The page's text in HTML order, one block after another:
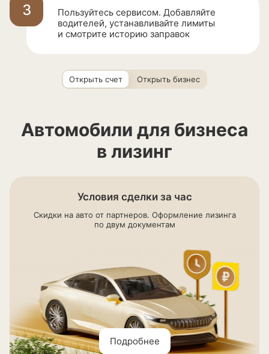
3
Пользуйтесь сервисом. Добавляйте
водителей, устанавливайте лимиты
и смотрите историю заправок
Открыть счет Открыть бизнес
Автомобили для бизнеса
в лизинг
Условия сделки за час
Скидки на авто от партнеров. Оформление лизинга
по двум документам
Подробнее